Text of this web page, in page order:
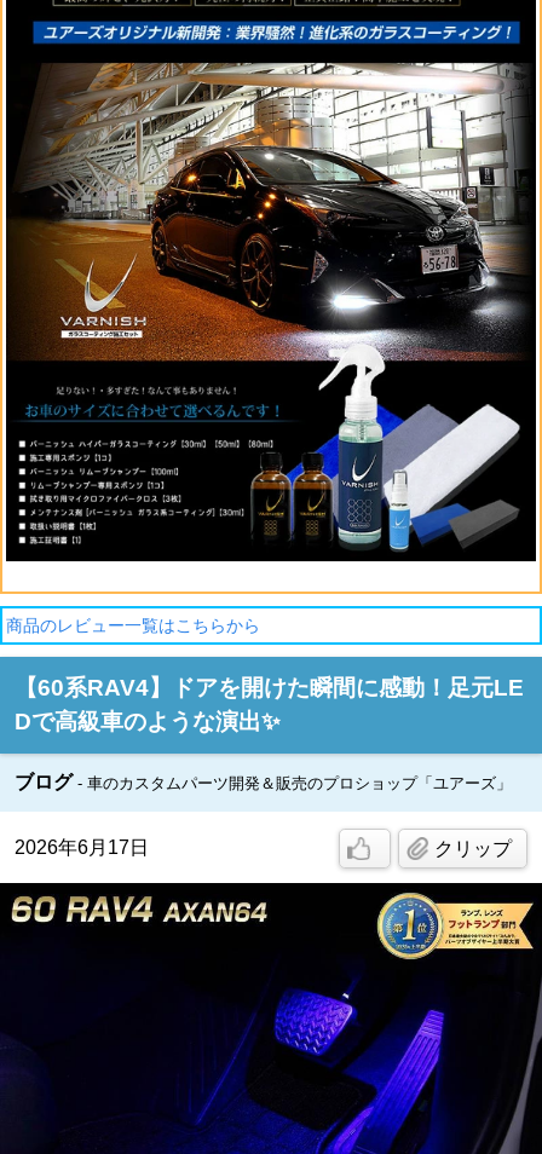
商品のレビュー一覧はこちらから
【60系RAV4】ドアを開けた瞬間に感動！足元LE
Dで高級車のような演出✨
ブログ 車のカスタムパーツ開発＆販売のプロショップ「ユアーズ」
2026年6月17日 クリップ